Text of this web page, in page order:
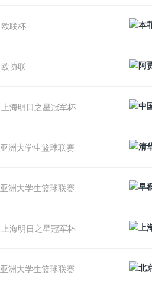
欧联杯
欧协联
上海明日之星冠军杯
亚洲大学生篮球联赛
亚洲大学生篮球联赛
上海明日之星冠军杯
亚洲大学生篮球联赛